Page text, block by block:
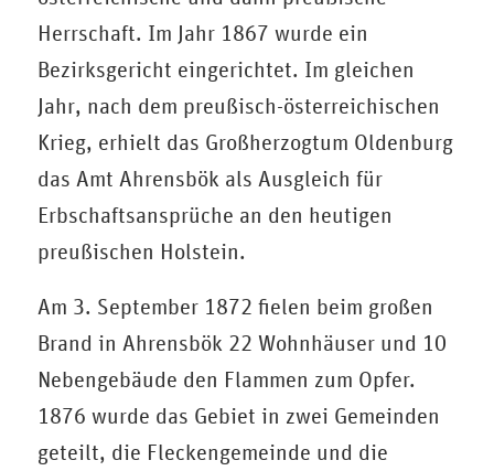
Herrschaft. Im Jahr 1867 wurde ein
Bezirksgericht eingerichtet. Im gleichen
Jahr, nach dem preußisch-österreichischen
Krieg, erhielt das Großherzogtum Oldenburg
das Amt Ahrensbök als Ausgleich für
Erbschaftsansprüche an den heutigen
preußischen Holstein.
Am 3. September 1872 fielen beim großen
Brand in Ahrensbök 22 Wohnhäuser und 10
Nebengebäude den Flammen zum Opfer.
1876 wurde das Gebiet in zwei Gemeinden
geteilt, die Fleckengemeinde und die